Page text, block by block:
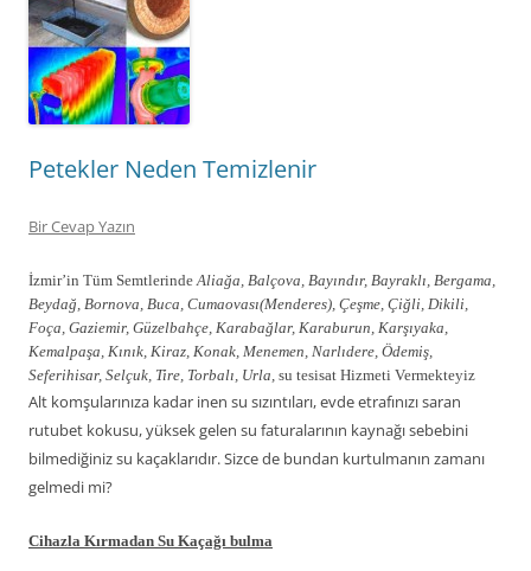
Petekler Neden Temizlenir
Bir Cevap Yazın
İzmir’in Tüm SemtlerindeAliağa, Balçova, Bayındır, Bayraklı, Bergama,
Beydağ, Bornova, Buca, Cumaovası(Menderes), Çeşme, Çiğli, Dikili,
Foça, Gaziemir, Güzelbahçe, Karabağlar, Karaburun, Karşıyaka,
Kemalpaşa, Kınık, Kiraz, Konak, Menemen, Narlıdere, Ödemiş,
Seferihisar, Selçuk, Tire, Torbalı, Urla, su tesisat Hizmeti Vermekteyiz
Alt komşularınıza kadar inen su sızıntıları, evde etrafınızı saran
rutubet kokusu, yüksek gelen su faturalarının kaynağı sebebini
bilmediğiniz su kaçaklarıdır. Sizce de bundan kurtulmanın zamanı
gelmedi mi?
Cihazla Kırmadan Su Kaçağı bulma